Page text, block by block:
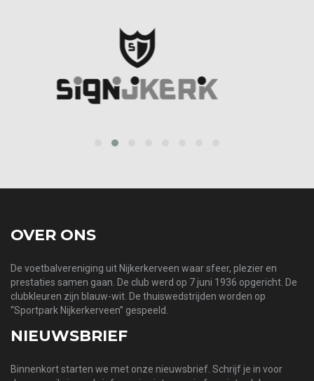
OVER ONS
De voetbalvereniging uit Nijkerkerveen waar sfeer, plezier en
prestaties samen gaan. De club werd op 7 juni 1936 opgericht. De
clubkleuren zijn blauw-wit. De thuiswedstrijden worden op
“Sportpark Nijkerkerveen” gespeeld.
NIEUWSBRIEF
Binnenkort starten we met onze nieuwsbrief. Schrijf je in voor